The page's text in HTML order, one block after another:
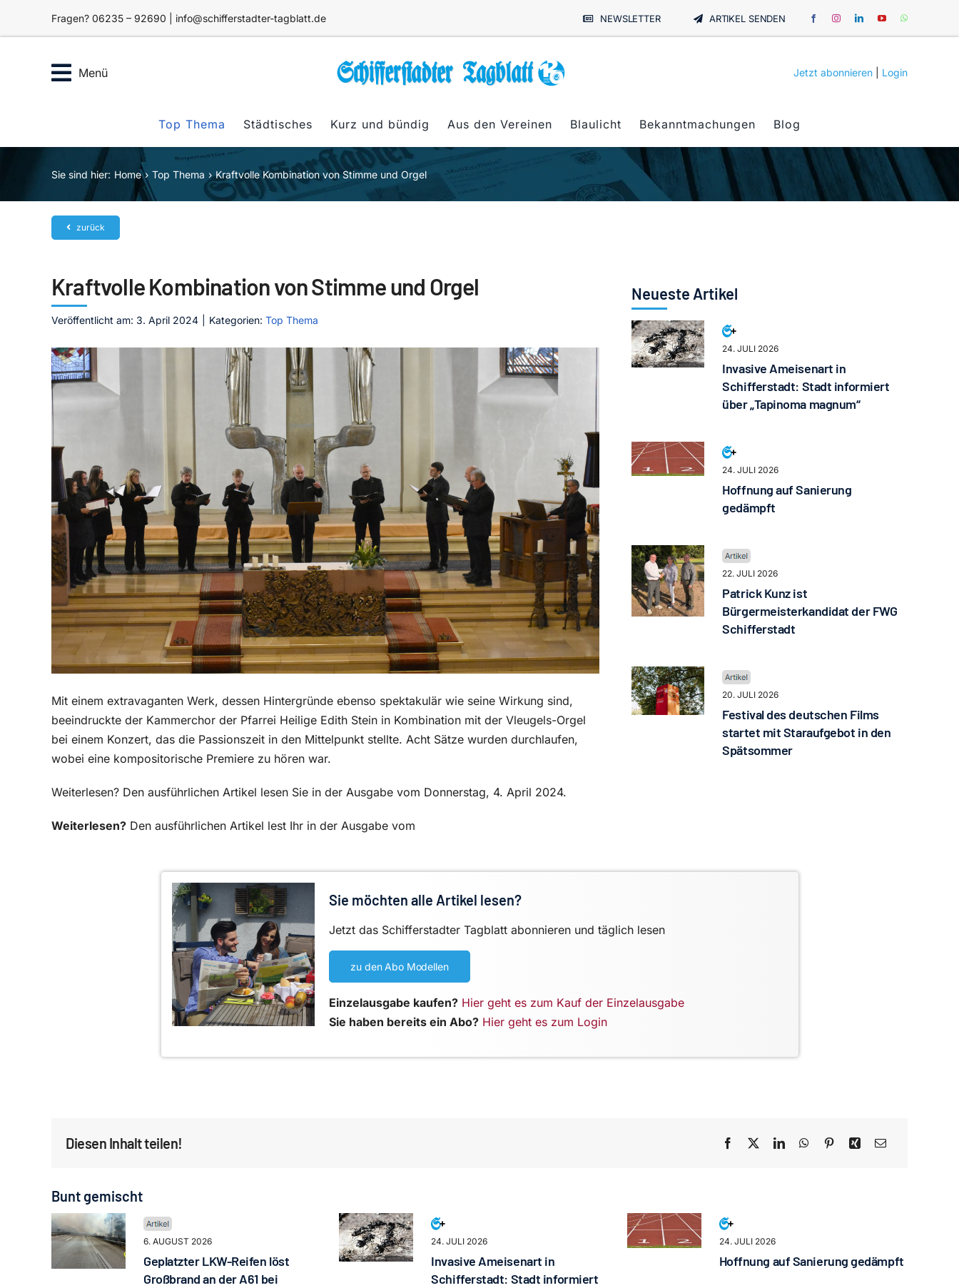
Fragen? 06235 – 92690 | info@schifferstadter-tagblatt.de NEWSLETTER ARTIKEL SENDEN
Menü Jetzt abonnieren Login
Top Thema Städtisches Kurz und bündig Aus den Vereinen Blaulicht Bekanntmachungen Blog
Sie sind hier: Home Top Thema Kraftvolle Kombination von Stimme und Orgel
zurück
Kraftvolle Kombination von Stimme und Orgel
Veröffentlicht am: 3. April 2024 Kategorien: Top Thema
Mit einem extravaganten Werk, dessen Hintergründe ebenso spektakulär wie seine Wirkung sind,
beeindruckte der Kammerchor der Pfarrei Heilige Edith Stein in Kombination mit der Vleugels-Orgel
bei einem Konzert, das die Passionszeit in den Mittelpunkt stellte. Acht Sätze wurden durchlaufen,
wobei eine kompositorische Premiere zu hören war.
Weiterlesen? Den ausführlichen Artikel lesen Sie in der Ausgabe vom Donnerstag, 4. April 2024.
Weiterlesen? Den ausführlichen Artikel lest Ihr in der Ausgabe vom
Neueste Artikel
24. JULI 2026
Invasive Ameisenart in
Schifferstadt: Stadt informiert
über „Tapinoma magnum“
24. JULI 2026
Hoffnung auf Sanierung
gedämpft
22. JULI 2026
Patrick Kunz ist
Bürgermeisterkandidat der FWG
Schifferstadt
20. JULI 2026
Festival des deutschen Films
startet mit Staraufgebot in den
Spätsommer
Sie möchten alle Artikel lesen?
Jetzt das Schifferstadter Tagblatt abonnieren und täglich lesen
zu den Abo Modellen
Einzelausgabe kaufen? Hier geht es zum Kauf der Einzelausgabe
Sie haben bereits ein Abo? Hier geht es zum Login
Diesen Inhalt teilen!
Bunt gemischt
6. AUGUST 2026
Geplatzter LKW-Reifen löst
Großbrand an der A61 bei
24. JULI 2026
Invasive Ameisenart in
Schifferstadt: Stadt informiert
24. JULI 2026
Hoffnung auf Sanierung gedämpft